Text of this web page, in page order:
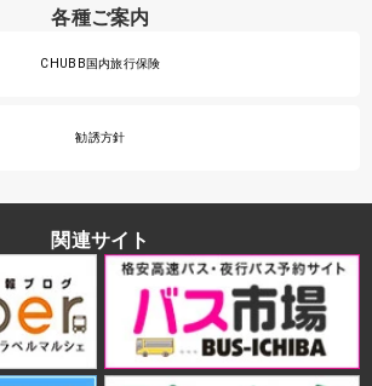
各種ご案内
CHUBB国内旅行保険
勧誘方針
関連サイト